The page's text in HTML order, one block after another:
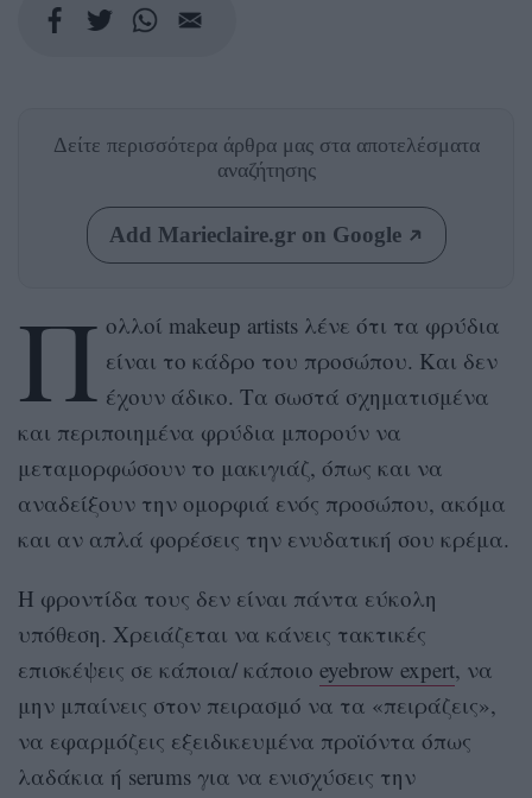
Δείτε περισσότερα άρθρα μας στα αποτελέσματα
αναζήτησης
Add Marieclaire.gr on Google
Π ολλοί makeup artists λένε ότι τα φρύδια
είναι το κάδρο του προσώπου. Και δεν
έχουν άδικο. Τα σωστά σχηματισμένα
και περιποιημένα φρύδια μπορούν να
μεταμορφώσουν το μακιγιάζ, όπως και να
αναδείξουν την ομορφιά ενός προσώπου, ακόμα
και αν απλά φορέσεις την ενυδατική σου κρέμα.
Η φροντίδα τους δεν είναι πάντα εύκολη
υπόθεση. Χρειάζεται να κάνεις τακτικές
επισκέψεις σε κάποια/ κάποιο eyebrow expert, να
μην μπαίνεις στον πειρασμό να τα «πειράζεις»,
να εφαρμόζεις εξειδικευμένα προϊόντα όπως
λαδάκια ή serums για να ενισχύσεις την